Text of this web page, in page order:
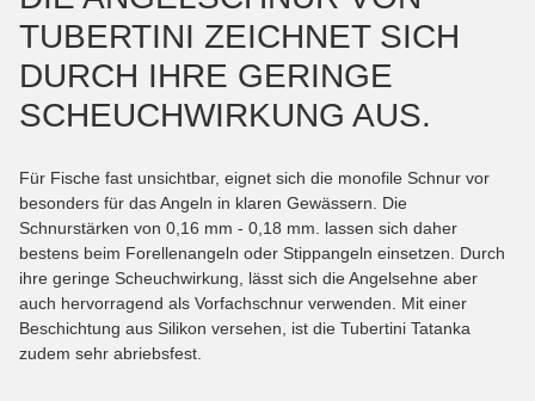
TUBERTINI ZEICHNET SICH
DURCH IHRE GERINGE
SCHEUCHWIRKUNG AUS.
Für Fische fast unsichtbar, eignet sich die monofile Schnur vor
besonders für das Angeln in klaren Gewässern. Die
Schnurstärken von 0,16 mm - 0,18 mm. lassen sich daher
bestens beim Forellenangeln oder Stippangeln einsetzen. Durch
ihre geringe Scheuchwirkung, lässt sich die Angelsehne aber
auch hervorragend als Vorfachschnur verwenden. Mit einer
Beschichtung aus Silikon versehen, ist die Tubertini Tatanka
zudem sehr abriebsfest.